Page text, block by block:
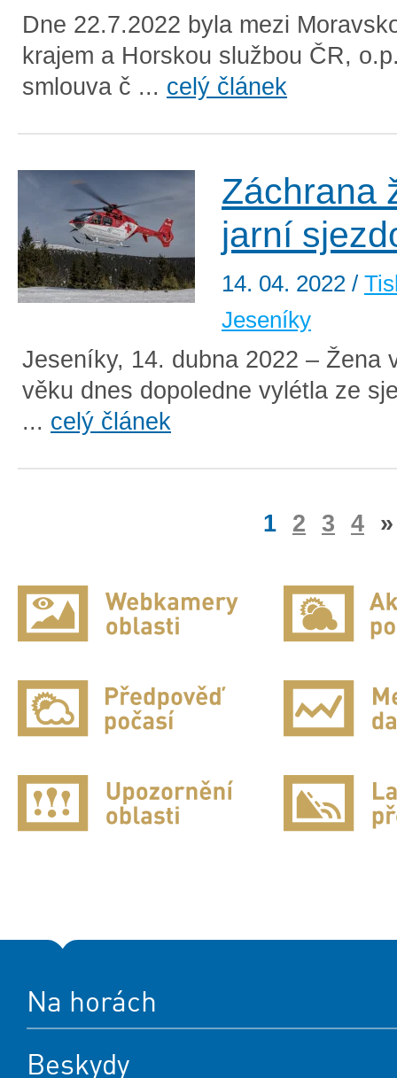
Dne 22.7.2022 byla mezi
krajem a Horskou službou ČR,
smlouva č ... celý článek
Záchrana
jarní
14. 04. 2022 /
Jeseníky
Jeseníky, 14. dubna 2022 – Žena
věku dnes dopoledne vylétla ze
... celý článek
1 2 3 4 »
Na horách
Beskydy